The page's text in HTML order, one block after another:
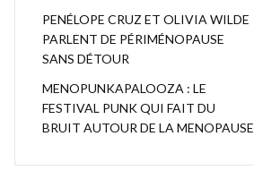
PENÉLOPE CRUZ ET OLIVIA WILDE
PARLENT DE PÉRIMÉNOPAUSE
SANS DÉTOUR
MENOPUNKAPALOOZA : LE
FESTIVAL PUNK QUI FAIT DU
BRUIT AUTOUR DE LA MENOPAUSE